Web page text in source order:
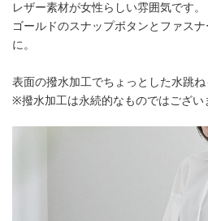
レザー素材が女性らしい雰囲気です。
ゴールドのスナップボタンとファス
に。
表面の撥水加工でちょっとした水跳ね
※撥水加工は永続的なものではござい